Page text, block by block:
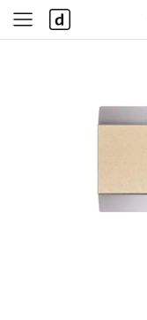
사
이
다
나
와